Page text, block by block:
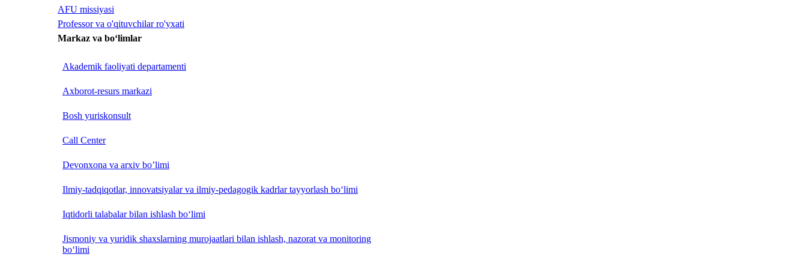
AFU missiyasi
Professor va o'qituvchilar ro'yxati
Markaz va bo‘limlar
Akademik faoliyati departamenti
Axborot-resurs markazi
Bosh yuriskonsult
Call Center
Devonxona va arxiv bo’limi
Ilmiy-tadqiqotlar, innovatsiyalar va ilmiy-pedagogik kadrlar tayyorlash bo‘limi
Iqtidorli talabalar bilan ishlash bo‘limi
Jismoniy va yuridik shaxslarning murojaatlari bilan ishlash, nazorat va monitoring
bo‘limi